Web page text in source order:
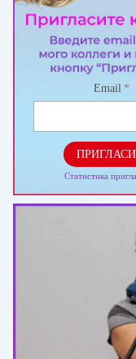
Email *
Статистика